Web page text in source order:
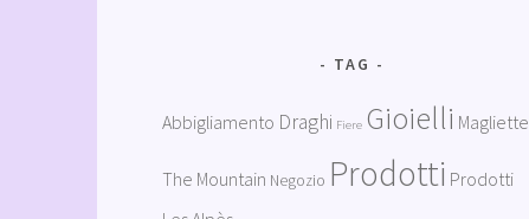
TAG
Abbigliamento Draghi Fiere Gioielli Magliette
The Mountain Negozio Prodotti Prodotti